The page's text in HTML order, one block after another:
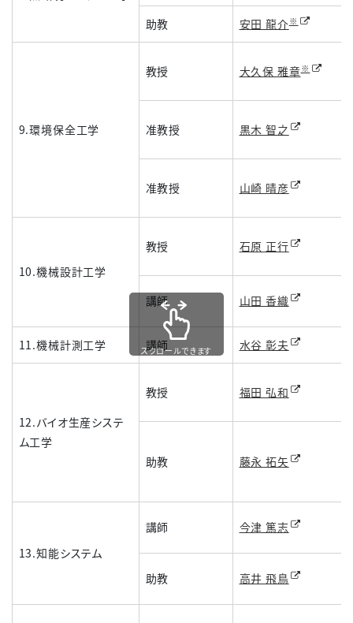
助教
安田 龍介※
9.環境保全工学
教授 大久保 雅章※
准教授 黒木 智之
准教授 山崎 晴彦
10.機械設計工学
教授 石原 正行
講師 山田 香織
11.機械計測工学 講師 水谷 彰夫
12.バイオ生産システ
ム工学
教授 福田 弘和
助教 藤永 拓矢
13.知能システム
講師 今津 篤志
助教 高井 飛鳥
スクロールできます